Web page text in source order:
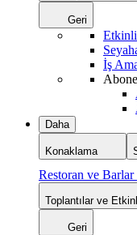
Geri
İş
Daha
Konaklama
Restoran ve Barlar
Toplantılar ve
Geri